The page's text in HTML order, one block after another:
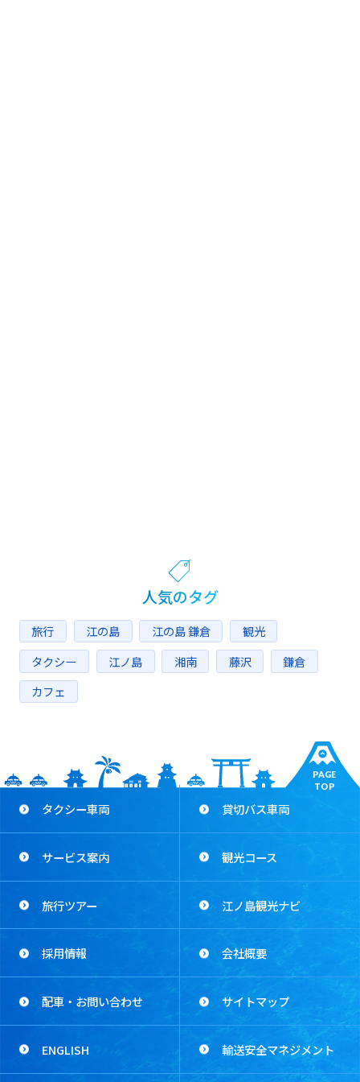
人気のタグ
旅行 江の島 江の島 鎌倉
観光
タクシー
江ノ島 湘南 藤沢
鎌倉
カフェ
PAGE
TOP
タクシー車両 貸切バス車両
サービス案内 観光コース
旅行ツアー 江ノ島観光ナビ
採用情報 会社概要
配車・お問い合わせ サイトマップ
ENGLISH 輸送安全マネジメント